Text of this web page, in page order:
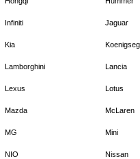
Infiniti Jaguar
Kia
Lamborghini Lancia
Lexus Lotus
Mazda McLaren
MG Mini
NIO Nissan